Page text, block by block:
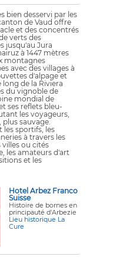
bien desservi par les
de Vaud offre
et des concentrés
verts des
jusqu'au Jura
à 1447 mètres
montagnes
avec des villages à
d'alpage et
de la Riviera
du vignoble de
mondial de
ses reflets bleu-
les voyageurs,
sauvage.
sportifs, les
à travers les
ou cités
les amateurs d'art
et les
Hotel Arbez Franco
Suisse
Histoire de bornes en
principauté d'Arbezie
Lieu historique La
Cure